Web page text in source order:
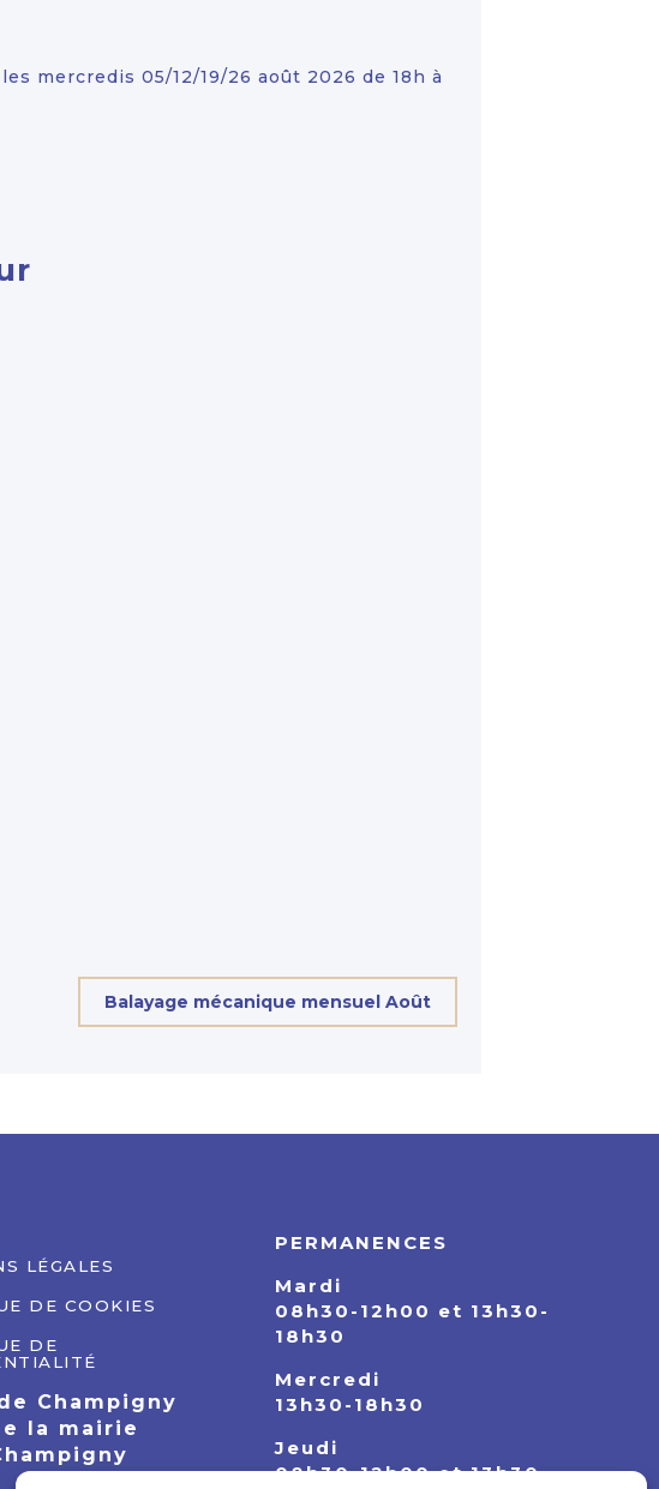
mercredis 05/12/19/26 août 2026 de 18h à
Balayage mécanique mensuel Août
LÉGALES
DE COOKIES
DE
Champigny
la mairie
PERMANENCES
Mardi
08h30-12h00 et 13h30-
18h30
Mercredi
13h30-18h30
Jeudi
08h30-12h00 et 13h30-